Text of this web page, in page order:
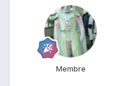
Membre